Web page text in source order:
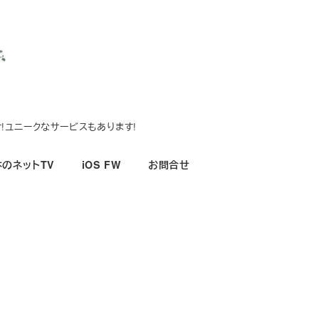
ニークなサービスもあります!
ネットTV iOS FW お問合せ